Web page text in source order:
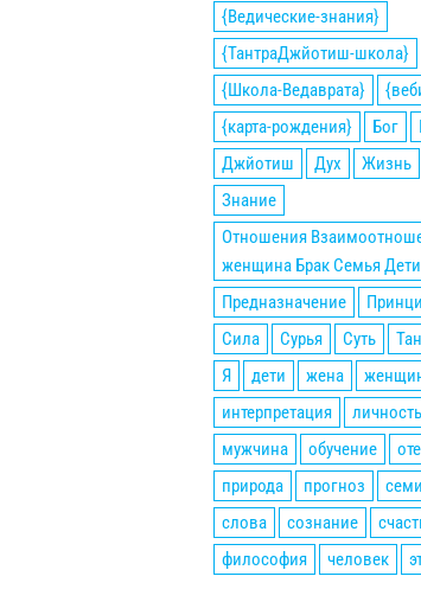
{Ведические-знания}
{ТантраДжйотиш-школа}
{Школа-Ведаврата}
{карта-рождения}
Бог
Джйотиш
Дух Жизнь
Знание
Отношения
женщина Брак Семья
Предназначение
Сила
Сурья Суть
Я
дети жена
интерпретация
личность
мужчина
обучение
природа
прогноз
слова
сознание
философия
человек